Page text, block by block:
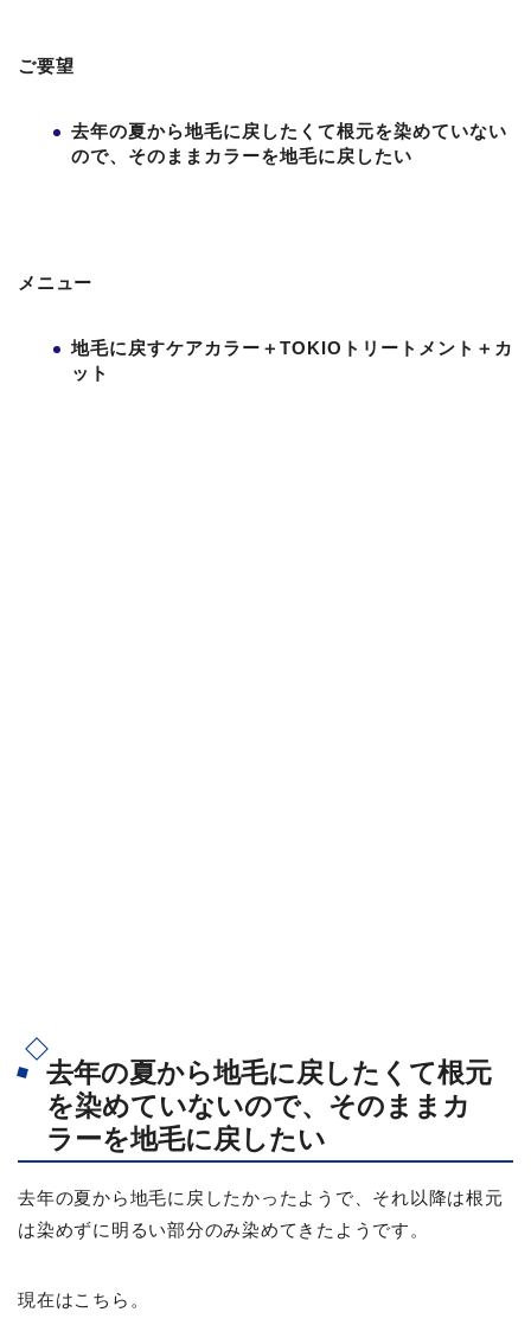
ご要望
去年の夏から地毛に戻したくて根元を染めていない
ので、そのままカラーを地毛に戻したい
メニュー
地毛に戻すケアカラー＋TOKIOトリートメント＋カ
ット
去年の夏から地毛に戻したくて根元
を染めていないので、そのままカ
ラーを地毛に戻したい
去年の夏から地毛に戻したかったようで、それ以降は根元
は染めずに明るい部分のみ染めてきたようです。
現在はこちら。